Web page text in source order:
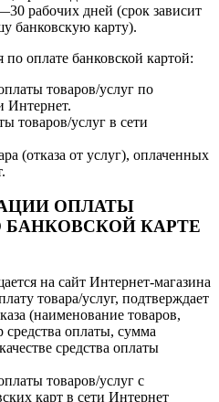
рабочих дней (срок зависит
банковскую карту).
оплате банковской картой:
товаров/услуг по
Интернет.
товаров/услуг в сети
(отказа от услуг), оплаченных
ОПЛАТЫ
БАНКОВСКОЙ КАРТЕ
на сайт Интернет-магазина
товара/услуг, подтверждает
(наименование товаров,
средства оплаты, сумма
средства оплаты
товаров/услуг с
карт в сети Интернет